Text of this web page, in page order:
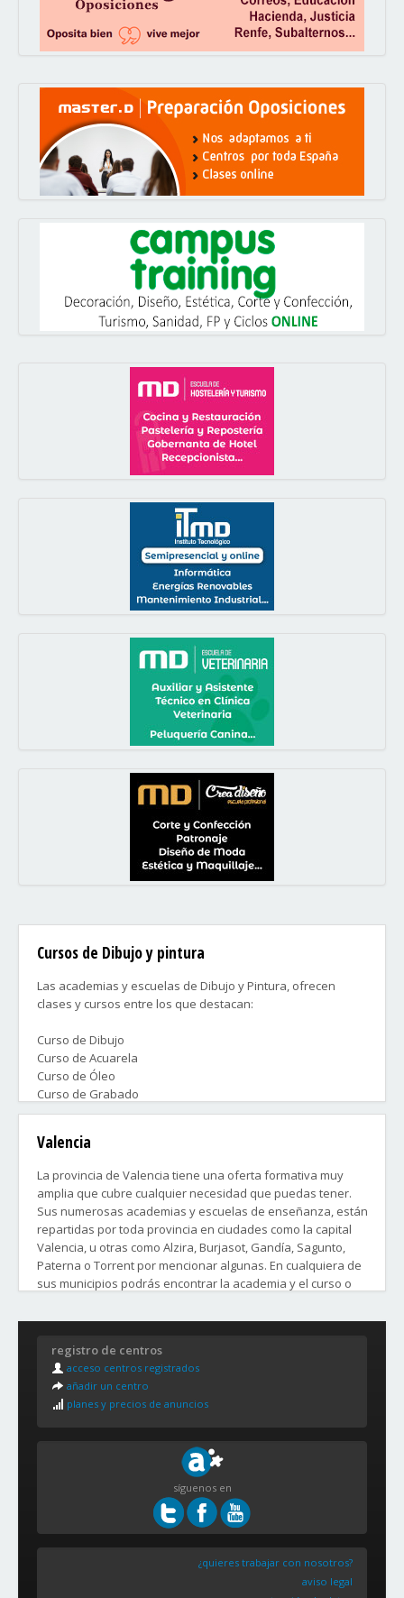
Cursos de Dibujo y pintura
Las academias y escuelas de Dibujo y Pintura, ofrecen
clases y cursos entre los que destacan:
Curso de Dibujo
Curso de Acuarela
Curso de Óleo
Curso de Grabado
Curso de Modelado
Taller infantil
Contacta ahora con las academias que más te convengan y
disfruta lo antes posible con tu curso.
Valencia
La provincia de Valencia tiene una oferta formativa muy
amplia que cubre cualquier necesidad que puedas tener.
Sus numerosas academias y escuelas de enseñanza, están
repartidas por toda provincia en ciudades como la capital
Valencia, u otras como Alzira, Burjasot, Gandía, Sagunto,
Paterna o Torrent por mencionar algunas. En cualquiera de
sus municipios podrás encontrar la academia y el curso o
1. CIUTAT VELLA
La Seu
La Xerea
El Carme
El Pla del Remei
Gran Vía
registro de centros
acceso centros registrados
añadir un centro
planes y precios de anuncios
síguenos en
¿quieres trabajar con nosotros?
aviso legal